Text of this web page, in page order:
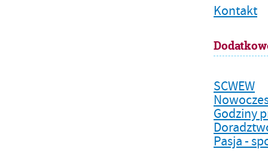
Kontakt
SCWEW
Godziny
Pasja -